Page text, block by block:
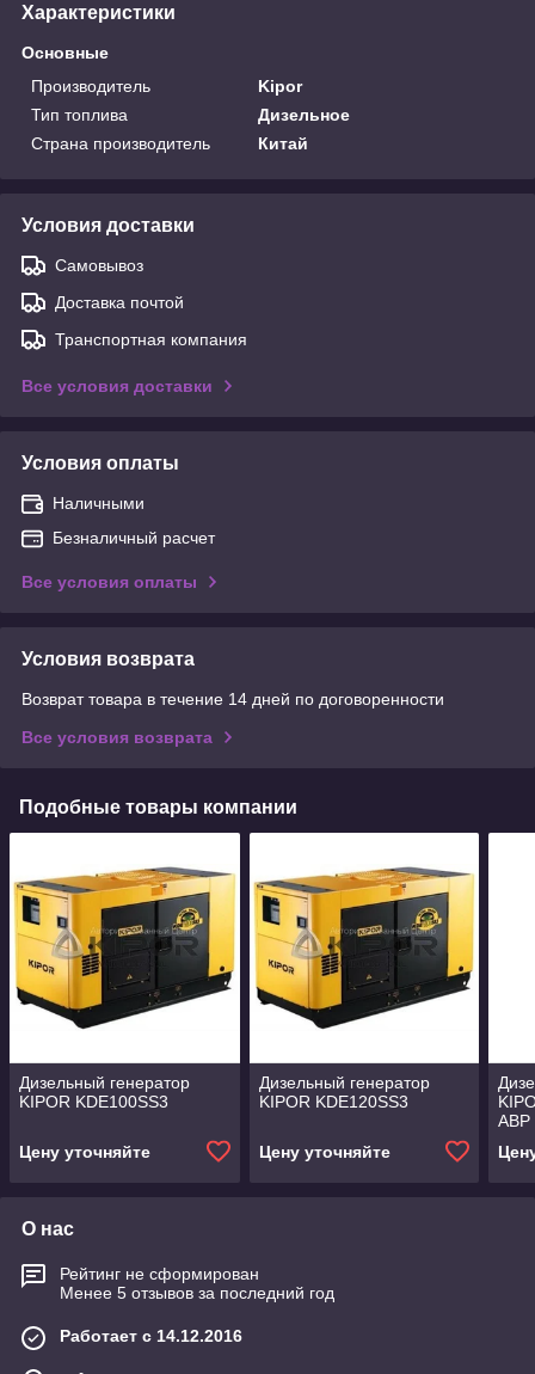
Характеристики
Основные
Производитель
Kipor
Тип топлива
Дизельное
Страна производитель
Китай
Условия доставки
Самовывоз
Доставка почтой
Транспортная компания
Все условия доставки
Условия оплаты
Наличными
Безналичный расчет
Все условия оплаты
Условия возврата
Возврат товара в течение 14 дней по договоренности
Все условия возврата
Подобные товары компании
Дизельный генератор
KIPOR KDE100SS3
Цену уточняйте
Дизельный генератор
KIPOR KDE120SS3
Цену уточняйте
АВР
О нас
Рейтинг не сформирован
Менее 5 отзывов за последний год
Работает с 14.12.2016